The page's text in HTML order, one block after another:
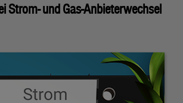
Strom- und Gas-Anbieterwechsel